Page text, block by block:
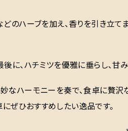
のハーブを加え、香りを引き立て
に、ハチミツを優雅に垂らし、甘
なハーモニーを奏で、食卓に贅
ぜひおすすめしたい逸品です。